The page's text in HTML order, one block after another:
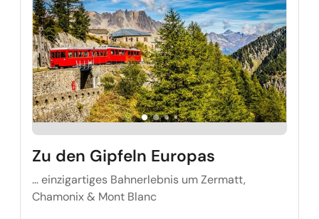
Zu den Gipfeln Europas
… einzigartiges Bahnerlebnis um Zermatt,
Chamonix & Mont Blanc